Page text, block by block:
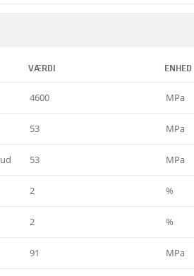
VÆRDI ENHED
4600 MPa
53 MPa
53 MPa
2 %
2 %
91 MPa